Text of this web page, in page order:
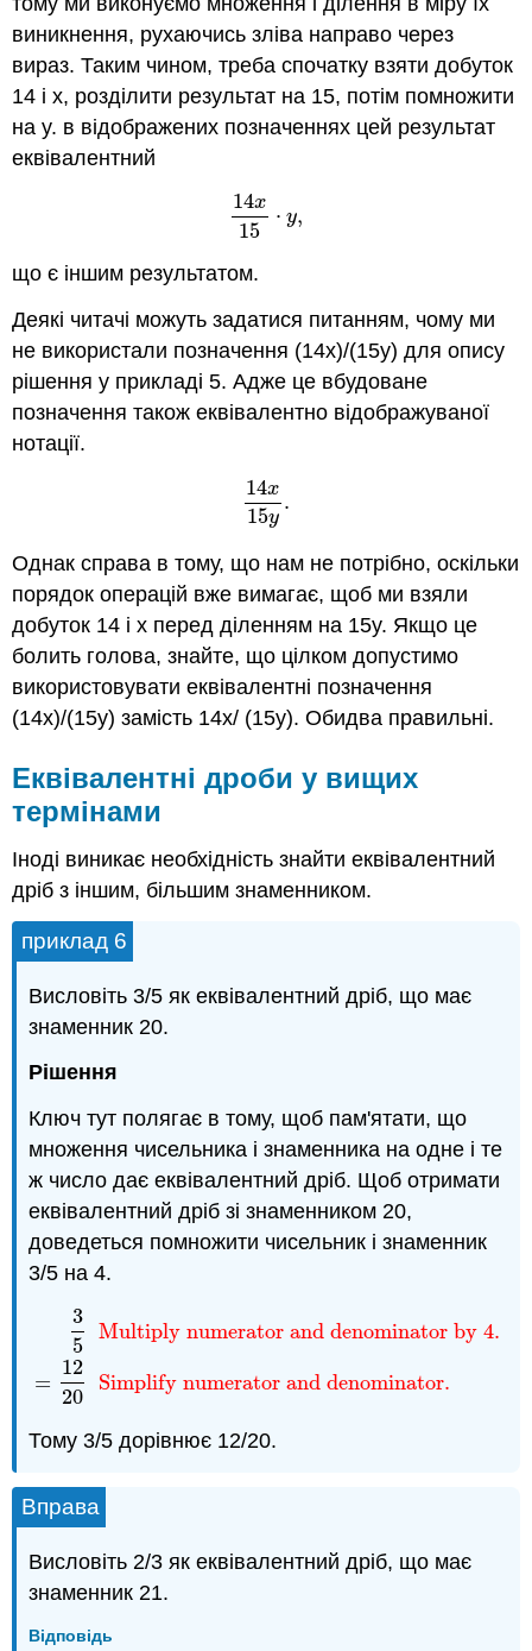
виникнення, рухаючись зліва направо через
вираз. Таким чином, треба спочатку взяти добуток
14 і х, розділити результат на 15, потім помножити
на y. в відображених позначеннях цей результат
еквівалентний
14x
15
⋅ y,
14x15⋅y
що є іншим результатом.
Деякі читачі можуть задатися питанням, чому ми
не використали позначення (14x)/(15y) для опису
рішення у прикладі 5. Адже це вбудоване
позначення також еквівалентно відображуваної
нотації.
14x
15y
.
14x15
Однак справа в тому, що нам не потрібно, оскільки
порядок операцій вже вимагає, щоб ми взяли
добуток 14 і х перед діленням на 15y. Якщо це
болить голова, знайте, що цілком допустимо
використовувати еквівалентні позначення
(14x)/(15y) замість 14x/ (15y). Обидва правильні.
Еквівалентні дроби у вищих
термінами
Іноді виникає необхідність знайти еквівалентний
дріб з іншим, більшим знаменником.
приклад 6
Висловіть 3/5 як еквівалентний дріб, що має
знаменник 20.
Рішення
Ключ тут полягає в тому, щоб пам'ятати, що
множення чисельника і знаменника на одне і те
ж число дає еквівалентний дріб. Щоб отримати
еквівалентний дріб зі знаменником 20,
доведеться помножити чисельник і знаменник
3/5 на 4.
3
5
=
12
20
Multiply numerator and denominator by 4.
Simplify numerator and denominator.
Multiply numerator and denominator by 4.
Тому 3/5 дорівнює 12/20.
Вправа
Висловіть 2/3 як еквівалентний дріб, що має
знаменник 21.
Відповідь